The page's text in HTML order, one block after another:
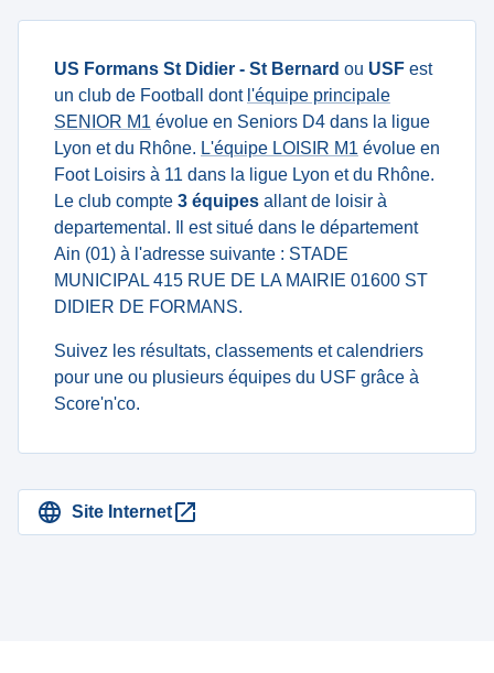
US Formans St Didier - St Bernard ou USF est
un club de Football dont l'équipe principale
SENIOR M1 évolue en Seniors D4 dans la ligue
Lyon et du Rhône. L'équipe LOISIR M1 évolue en
Foot Loisirs à 11 dans la ligue Lyon et du Rhône.
Le club compte 3 équipes allant de loisir à
departemental. Il est situé dans le département
Ain (01) à l'adresse suivante : STADE
MUNICIPAL 415 RUE DE LA MAIRIE 01600 ST
DIDIER DE FORMANS.
Suivez les résultats, classements et calendriers
pour une ou plusieurs équipes du USF grâce à
Score'n'co.
Site Internet